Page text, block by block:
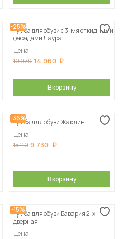
-25%
Тумба для обуви с 3-мя откидными
фасадами Лаура
Цена
19 970 14 960
В корзину
-36%
Тумба для обуви Жаклин
Цена
15 110 9 730
В корзину
-15%
Тумба для обуви Бавария 2-х
дверная
Цена